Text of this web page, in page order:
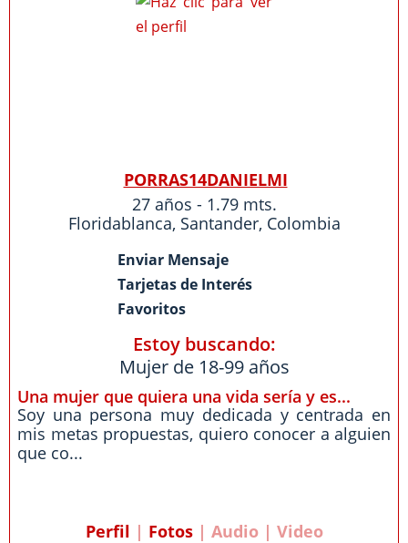
PORRAS14DANIELMI
27 años - 1.79 mts.
Floridablanca, Santander, Colombia
Enviar Mensaje
Tarjetas de Interés
Favoritos
Estoy buscando:
Mujer de 18-99 años
Una mujer que quiera una vida sería y es...
Soy una persona muy dedicada y centrada en
mis metas propuestas, quiero conocer a alguien
que co...
Perfil | Fotos| Audio | Video